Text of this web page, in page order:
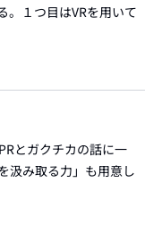
。１つ目はVRを用いて
とガクチカの話に一
汲み取る力」も用意し